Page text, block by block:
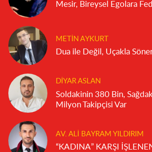
Mesir, Bireysel Egolara
METIN AYKURT
Dua ile Değil, Uçakla
DIYAR ASLAN
Soldakinin 380 Bin,
Milyon Takipçisi Var
AV. ALI BAYRAM YILDIRIM
“KADINA” KARŞI